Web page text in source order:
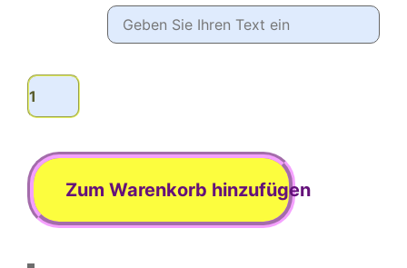
Shrooma
'OHM'
Kit
Menge
Zum Warenkorb hinzufügen